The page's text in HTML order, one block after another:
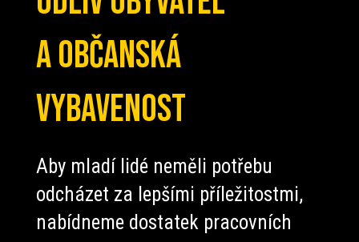
a občanská
vybavenost
Aby mladí lidé neměli potřebu
odcházet za lepšími příležitostmi,
nabídneme dostatek pracovních